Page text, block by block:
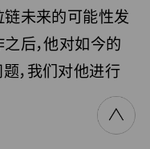
链未来的可能性发
后，他对如今的
，我们对他进行